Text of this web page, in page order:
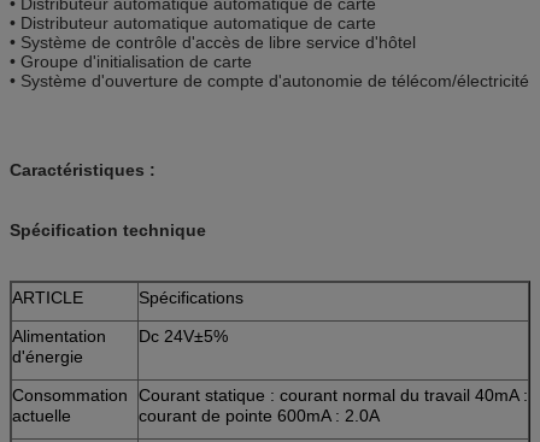
• Distributeur automatique automatique de carte
• Système de contrôle d'accès de libre service d'hôtel
• Groupe d'initialisation de carte
• Système d'ouverture de compte d'autonomie de télécom/électricité
Caractéristiques :
Spécification technique
ARTICLE
Spécifications
Alimentation
d'énergie
Dc 24V±5%
Consommation
actuelle
Courant statique : courant normal du travail 40mA :
courant de pointe 600mA : 2.0A